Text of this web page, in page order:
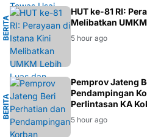
B
E
R
I
T
A
E
K
O
N
O
MI
HUT ke-81 RI:
Melibatkan
5 hour ago
B
E
R
I
T
A
S
E
M
A
R
A
NG
Pemprov Jateng
Pendampingan
Perlintasan KA
5 hour ago